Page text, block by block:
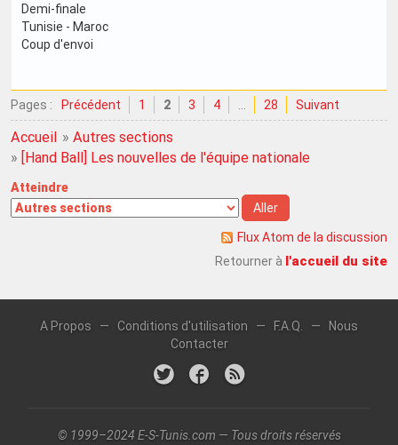
Demi-finale
Tunisie - Maroc
Coup d'envoi
Pages : Précédent 1 2 3 4 28 Suivant
Accueil »Autres sections
» [Hand Ball] Les nouvelles de l'équipe nationale
Atteindre
Flux Atom de la discussion
Retourner à l'accueil du site
A Propos — Conditions d'utilisation — F.A.Q. —
Nous
Contacter
© 1999–2024 E-S-Tunis.com — Tous droits réservés